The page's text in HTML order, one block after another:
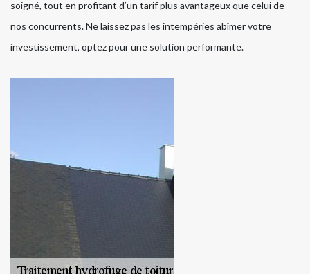
soigné, tout en profitant d’un tarif plus avantageux que celui de
nos concurrents. Ne laissez pas les intempéries abîmer votre
investissement, optez pour une solution performante.